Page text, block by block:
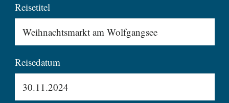
Reisetitel
Reisedatum